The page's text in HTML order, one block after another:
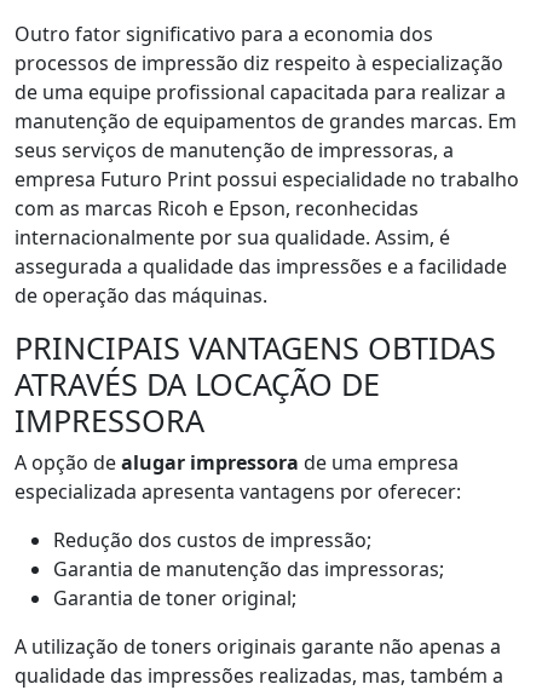
Outro fator significativo para a economia dos
processos de impressão diz respeito à especialização
de uma equipe profissional capacitada para realizar a
manutenção de equipamentos de grandes marcas. Em
seus serviços de manutenção de impressoras, a
empresa Futuro Print possui especialidade no trabalho
com as marcas Ricoh e Epson, reconhecidas
internacionalmente por sua qualidade. Assim, é
assegurada a qualidade das impressões e a facilidade
de operação das máquinas.
PRINCIPAIS VANTAGENS OBTIDAS
ATRAVÉS DA LOCAÇÃO DE
IMPRESSORA
A opção dealugar impressora de uma empresa
especializada apresenta vantagens por oferecer:
Redução dos custos de impressão;
Garantia de manutenção das impressoras;
Garantia de toner original;
A utilização de toners originais garante não apenas a
qualidade das impressões realizadas, mas, também a